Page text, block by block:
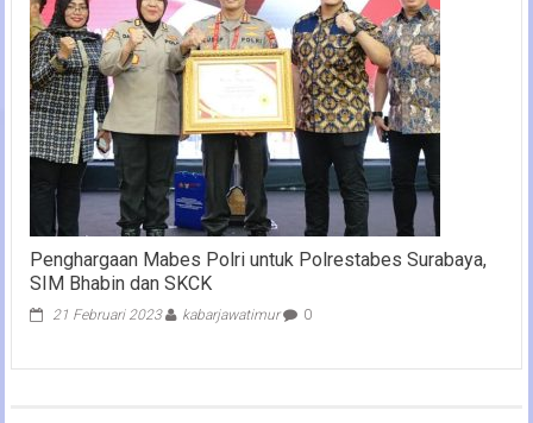
Penghargaan Mabes Polri untuk Polrestabes Surabaya,
SIM Bhabin dan SKCK
21 Februari 2023 kabarjawatimur 0